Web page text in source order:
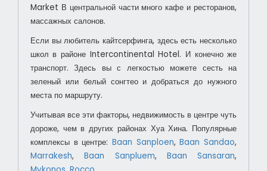
Market В центральной части много кафе и ресторанов,
массажных салонов.
Если вы любитель кайтсерфинга, здесь есть несколько
школ в районе Intercontinental Hotel. И конечно же
транспорт. Здесь вы с легкостью можете сесть на
зеленый или белый сонгтео и добраться до нужного
места по маршруту.
Учитывая все эти факторы, недвижимость в центре чуть
дороже, чем в других районах Хуа Хина. Популярные
комплексы в центре: Baan Sanploen,Baan Sandao,
Marrakesh,Baan Sanpluem, Baan Sansaran,